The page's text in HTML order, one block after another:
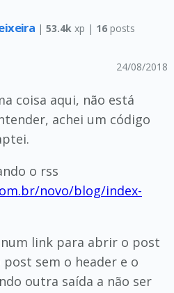
| 53.4k xp | 16posts
24/08/2018
coisa aqui, não está
achei um código
o rss
novo/blog/index-
link para abrir o post
sem o header e o
outra saída a não ser